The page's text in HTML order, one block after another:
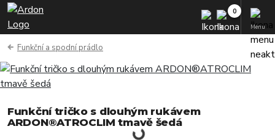
Menu
Funkční a spodní prádlo
Funkční tričko s dlouhým rukávem
ARDON®ATROCLIM tmavě šedá